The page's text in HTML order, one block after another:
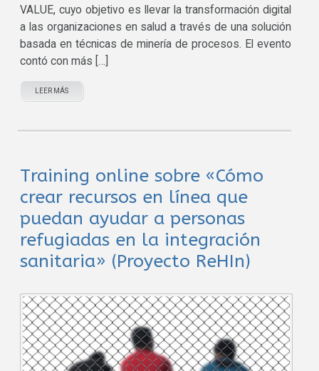
VALUE, cuyo objetivo es llevar la transformación digital
a las organizaciones en salud a través de una solución
basada en técnicas de minería de procesos. El evento
contó con más […]
LEER MÁS
Training online sobre «Cómo
crear recursos en línea que
puedan ayudar a personas
refugiadas en la integración
sanitaria» (Proyecto ReHIn)